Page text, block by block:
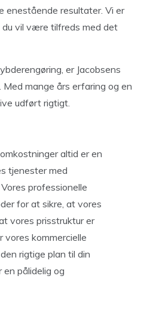
resultater. Vi er
vil være tilfreds med det
er Jacobsens
mange års erfaring og en
udført rigtigt.
altid er en
tjenester med
professionelle
for at sikre, at vores
vores prisstruktur er
kommercielle
rigtige plan til din
pålidelig og